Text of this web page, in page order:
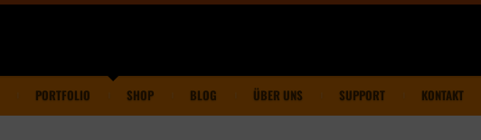
PORTFOLIO SHOP BLOG ÜBER UNS SUPPORT KONTAKT